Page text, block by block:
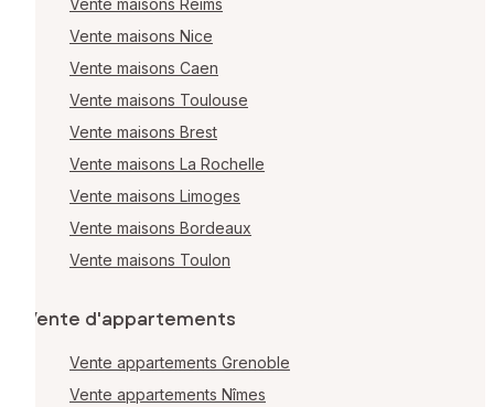
Vente maisons Reims
Vente maisons Nice
Vente maisons Caen
Vente maisons Toulouse
Vente maisons Brest
Vente maisons La Rochelle
Vente maisons Limoges
Vente maisons Bordeaux
Vente maisons Toulon
Vente d'appartements
Vente appartements Grenoble
Vente appartements Nîmes